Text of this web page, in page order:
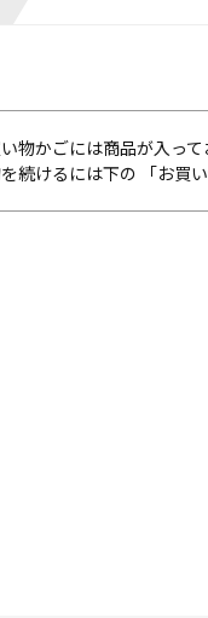
物かごには商品が入って
続けるには下の 「お買